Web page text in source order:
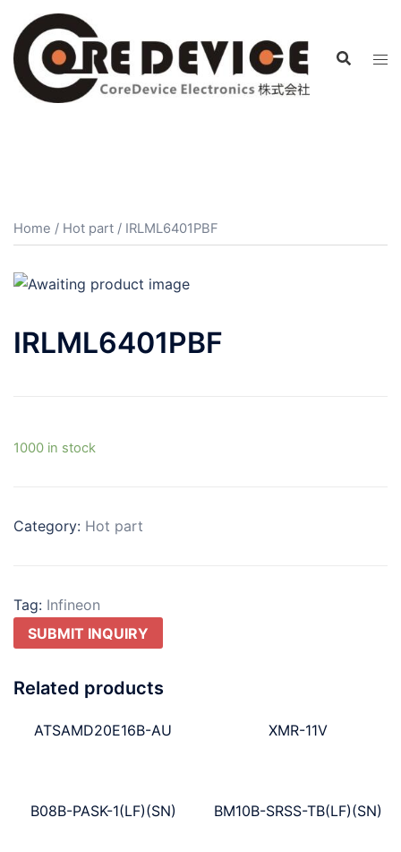
Home / Hot part / IRLML6401PBF
IRLML6401PBF
1000 in stock
Category: Hot part
Tag: Infineon
SUBMIT INQUIRY
Related products
ATSAMD20E16B-AU XMR-11V
B08B-PASK-1(LF)(SN) BM10B-SRSS-TB(LF)(SN)